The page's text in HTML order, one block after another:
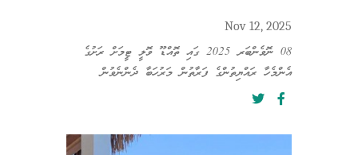
Nov 12, 2025
08 ނޮވެންބަރ 2025 ގައި ތޮއްޑޫ ވޮލީ ޓީމަށް ރަށުގެ
އެންމެހާ ރައްޔިތުންގެ ފަރާތުން މަރުހަބާ ދެންނެވުން